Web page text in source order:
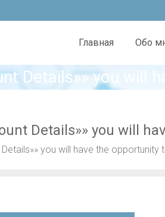
Главная Обо
Details»» you will
Details»» you will
you will have the opportunity